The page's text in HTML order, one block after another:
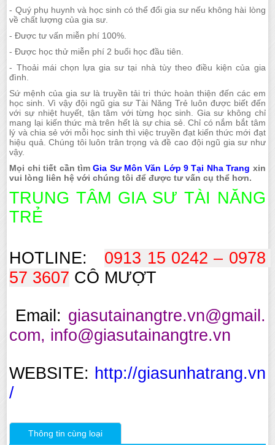
- Quý phụ huynh và học sinh có thể đổi gia sư nếu không hài lòng
về chất lượng của gia sư.
- Được tư vấn miễn phí 100%.
- Được học thử miễn phí 2 buổi học đầu tiên.
- Thoải mái chọn lựa gia sư tại nhà tùy theo điều kiện của gia
đình.
Sứ mệnh của gia sư là truyền tải tri thức hoàn thiện đến các em
học sinh. Vì vậy đội ngũ gia sư Tài Năng Trẻ luôn được biết đến
với sự nhiệt huyết, tận tâm với từng học sinh. Gia sư không chỉ
mang lại kiến thức mà trên hết là sự chia sẻ. Chỉ có nắm bắt tâm
lý và chia sẻ với mỗi học sinh thì việc truyền đạt kiến thức mới đạt
hiệu quả. Chúng tôi luôn trân trọng và đề cao đội ngũ gia sư như
vậy.
Mọi chi tiết cần tìmGia Sư Môn Văn Lớp 9 Tại Nha Trang xin
vui lòng liên hệ với chúng tôi để được tư vấn cụ thể hơn.
TRUNG TÂM GIA SƯ TÀI NĂNG
TRẺ
HOTLINE:
0913 15 0242 – 0978
57 3607 CÔ MƯỢT
Email: giasutainangtre.vn@gmail.
com, info@giasutainangtre.vn
WEBSITE: http://giasunhatrang.vn
/
Thông tin cùng loại